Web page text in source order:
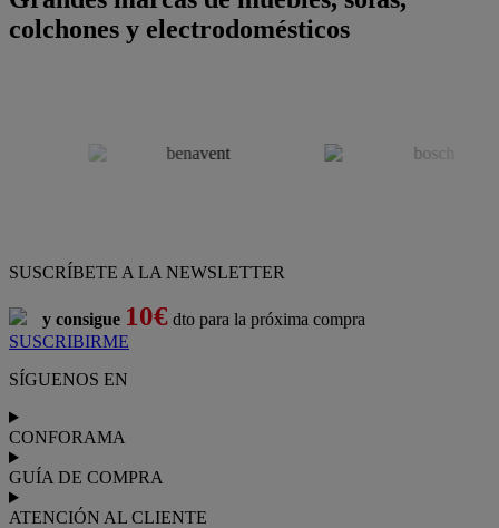
colchones y electrodomésticos
SUSCRÍBETE A LA NEWSLETTER
y consigue 10€ dto para la próxima compra
SUSCRIBIRME
SÍGUENOS EN
CONFORAMA
GUÍA DE COMPRA
ATENCIÓN AL CLIENTE